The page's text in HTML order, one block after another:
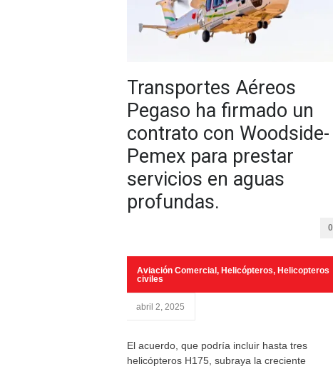
Transportes Aéreos
Pegaso ha firmado un
contrato con Woodside-
Pemex para prestar
servicios en aguas
profundas.
0
Aviación Comercial , Helicópteros, Helicopteros
civiles
abril 2, 2025
El acuerdo, que podría incluir hasta tres
helicópteros H175, subraya la creciente